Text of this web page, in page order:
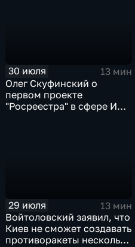
30 июля
13 мин
Олег Скуфинский о
первом проекте
"Росреестра" в сфере ИИ
29 июля
13 мин
Войтоловский заявил, что
Киев не сможет создавать
противоракеты несколько